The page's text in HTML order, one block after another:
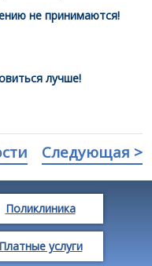
не принимаются!
лучше!
Следующая >
Поликлиника
Платные услуги